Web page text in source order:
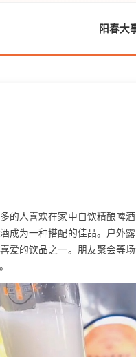
阳春大
的人喜欢在家中自饮精酿啤酒
成为一种搭配的佳品。户外露
爱的饮品之一。朋友聚会等